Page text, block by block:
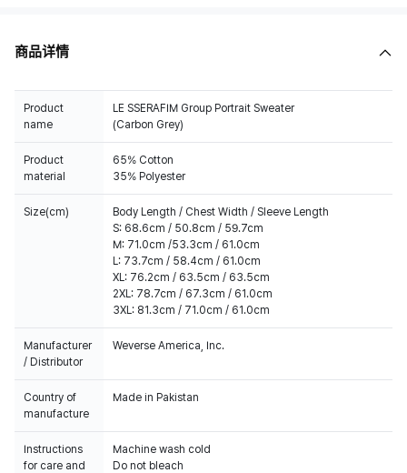
商品详情
Product
name
LE SSERAFIM Group Portrait Sweater
(Carbon Grey)
Product
material
65% Cotton
35% Polyester
Size(cm)
Body Length / Chest Width / Sleeve Length
S: 68.6cm / 50.8cm / 59.7cm
M: 71.0cm /53.3cm / 61.0cm
L: 73.7cm / 58.4cm / 61.0cm
XL: 76.2cm / 63.5cm / 63.5cm
2XL: 78.7cm / 67.3cm / 61.0cm
3XL: 81.3cm / 71.0cm / 61.0cm
Manufacturer
/ Distributor
Weverse America, Inc.
Country of
manufacture
Made in Pakistan
Instructions
for care and
Machine wash cold
Do not bleach